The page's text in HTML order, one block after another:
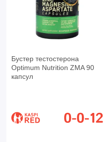
Бустер тестостерона
Optimum Nutrition ZMA 90
капсул